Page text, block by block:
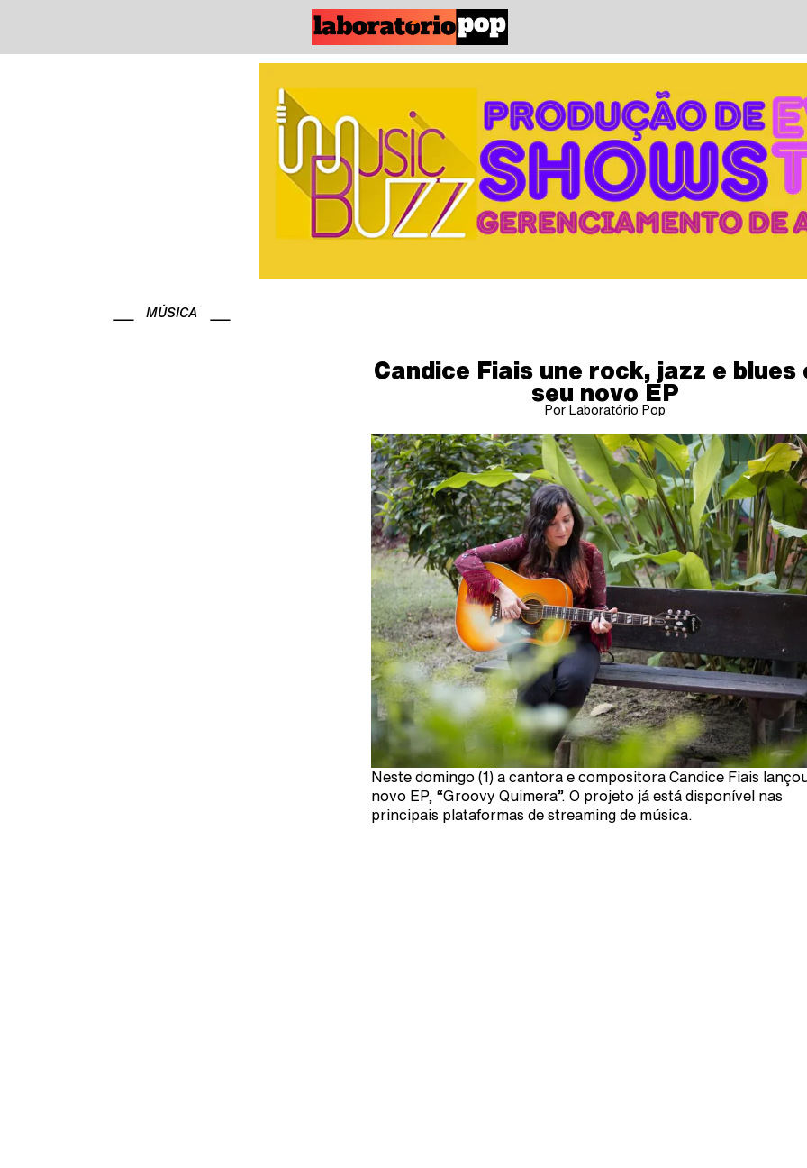
MÚSICA
Candice Fiais une rock, jazz e blues
seu novo EP
Por Laboratório Pop
Neste domingo (1) a cantora e compositora Candice Fiais
novo EP, “Groovy Quimera”. O projeto já está disponível nas
principais plataformas de streaming de música.